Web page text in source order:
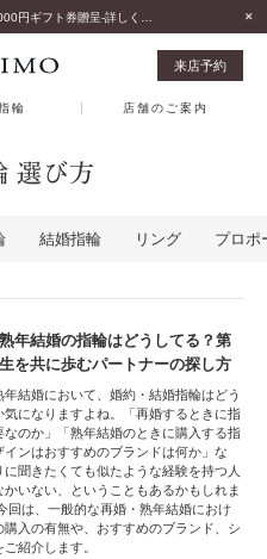
来店予約
輪 店舗のご案内
選び方
結婚指輪 リング プロポ
年結婚の指輪はどうしてる？第
を共に歩むパートナーの探し方
年結婚において、婚約・結婚指輪はどう
気になりますよね。「再婚するときに指
なのか」「熟年結婚のときに購入する指
インはおすすめのブランドは何か」な
に聞きたくても似たような経験を持つ人
かいない、ということもあるかもしれま
回は、一般的な再婚・熟年結婚におけ
購入の有無や、おすすめのブランド、シ
ご紹介します。